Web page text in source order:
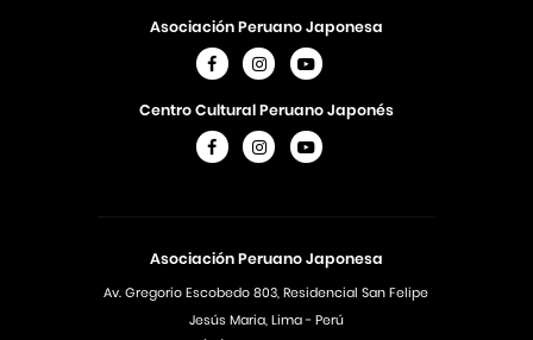
Asociación Peruano Japonesa
Av. Gregorio Escobedo 803, Residencial San Felipe
Jesús Maria, Lima - Perú
Asociación Peruano Japonesa
Centro Cultural Peruano Japonés